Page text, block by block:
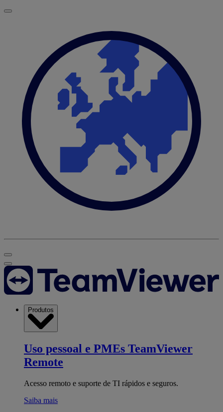
Produtos
Uso pessoal e PMEs TeamViewer
Remote
Acesso remoto e suporte de TI rápidos e seguros.
Saiba mais